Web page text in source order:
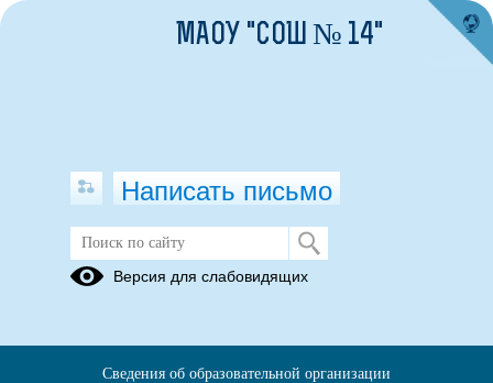
Педагогическая служба
МАОУ "СОШ № 14"
Написать письмо
Версия для слабовидящих
Сведения об образовательной организации